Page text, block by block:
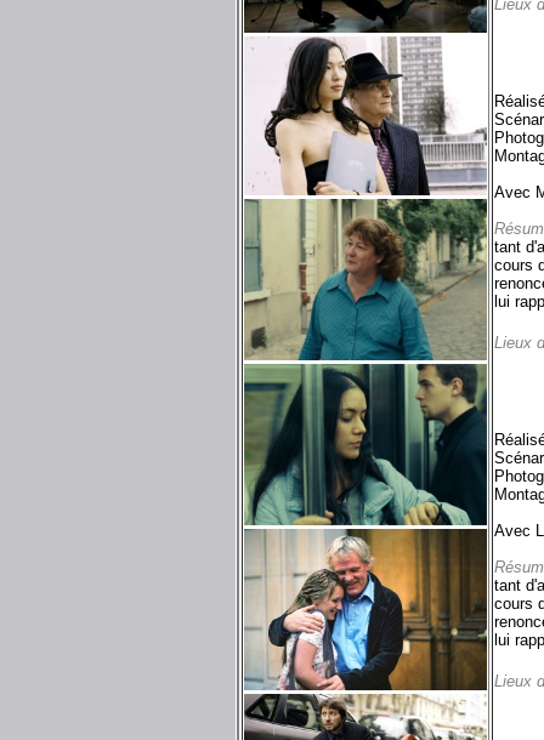
Lieux
Avec
tant
cours
lui
Lieux
Avec
tant
cours
lui
Lieux